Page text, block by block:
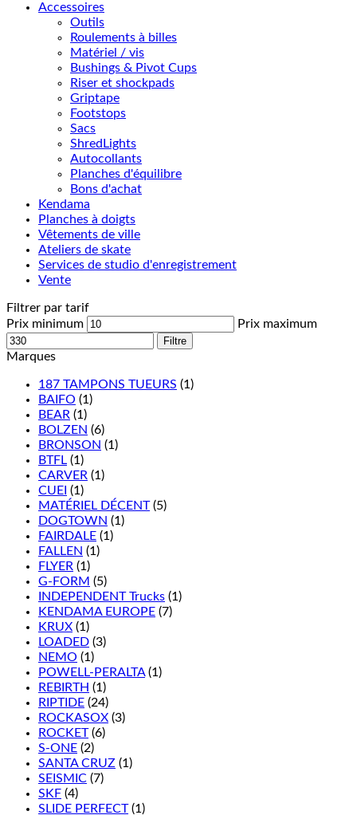
Accessoires
Outils
Roulements à billes
Matériel / vis
Bushings & Pivot Cups
Riser et shockpads
Griptape
Footstops
Sacs
ShredLights
Autocollants
Planches d'équilibre
Bons d'achat
Kendama
Planches à doigts
Vêtements de ville
Ateliers de skate
Services de studio d'enregistrement
Vente
Filtrer par tarif
Prix minimum
Prix maximum
Filtre
Marques
187 TAMPONS TUEURS (1)
BAIFO (1)
BEAR (1)
BOLZEN (6)
BRONSON (1)
BTFL (1)
CARVER (1)
CUEI (1)
MATÉRIEL DÉCENT (5)
DOGTOWN (1)
FAIRDALE (1)
FALLEN (1)
FLYER (1)
G-FORM (5)
INDEPENDENT Trucks (1)
KENDAMA EUROPE (7)
KRUX (1)
LOADED (3)
NEMO (1)
POWELL-PERALTA (1)
REBIRTH (1)
RIPTIDE (24)
ROCKASOX (3)
ROCKET (6)
S-ONE (2)
SANTA CRUZ (1)
SEISMIC (7)
SKF (4)
SLIDE PERFECT (1)